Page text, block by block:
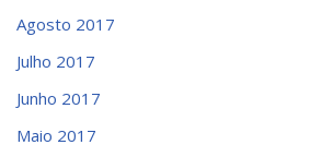
Agosto 2017
Julho 2017
Junho 2017
Maio 2017